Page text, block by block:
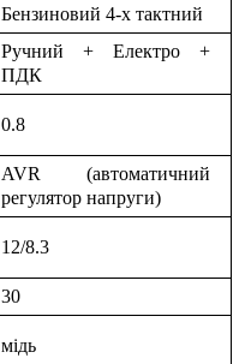
Бензиновий 4-х тактний
Ручний + Електро +
ПДК
0.8
AVR (автоматичний
регулятор напруги)
12/8.3
30
мідь